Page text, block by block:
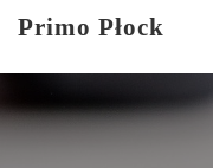
Primo Płock